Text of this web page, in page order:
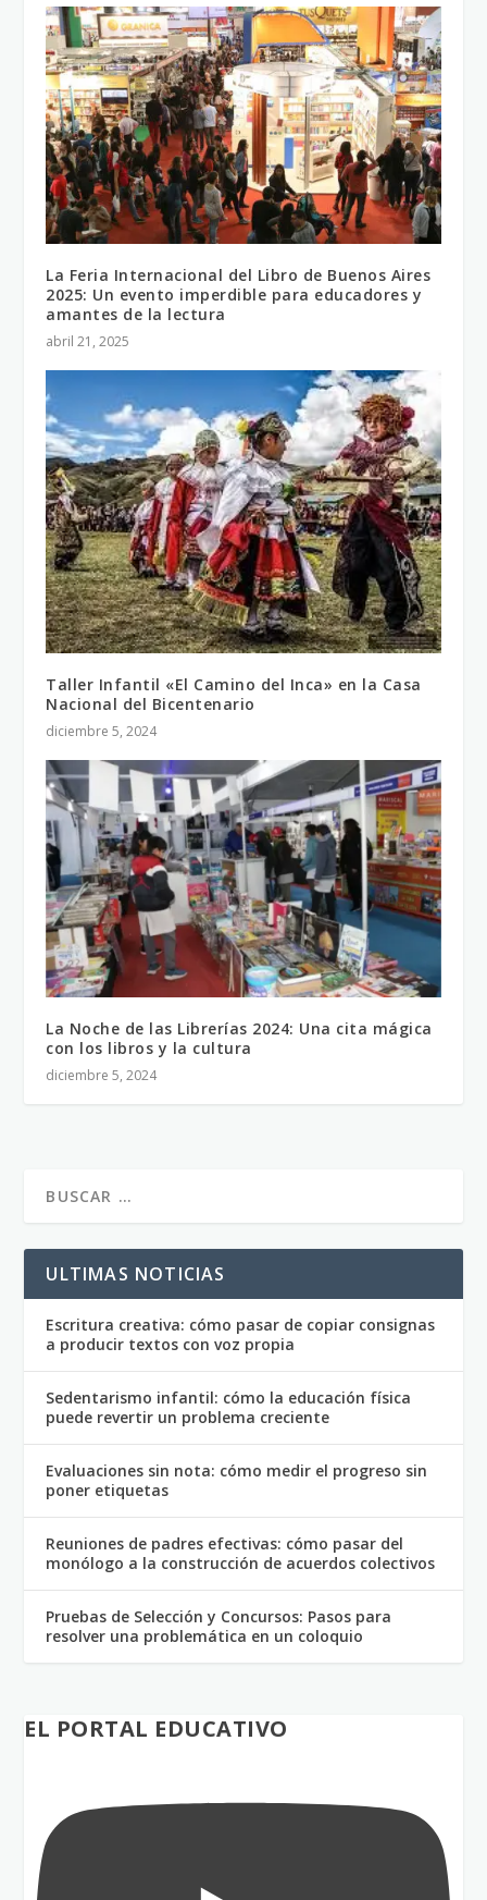
La Feria Internacional del Libro de Buenos Aires
2025: Un evento imperdible para educadores y
amantes de la lectura
abril 21, 2025
Taller Infantil «El Camino del Inca» en la Casa
Nacional del Bicentenario
diciembre 5, 2024
La Noche de las Librerías 2024: Una cita mágica
con los libros y la cultura
diciembre 5, 2024
ULTIMAS NOTICIAS
Escritura creativa: cómo pasar de copiar consignas
a producir textos con voz propia
Sedentarismo infantil: cómo la educación física
puede revertir un problema creciente
Evaluaciones sin nota: cómo medir el progreso sin
poner etiquetas
Reuniones de padres efectivas: cómo pasar del
monólogo a la construcción de acuerdos colectivos
Pruebas de Selección y Concursos: Pasos para
resolver una problemática en un coloquio
EL PORTAL EDUCATIVO